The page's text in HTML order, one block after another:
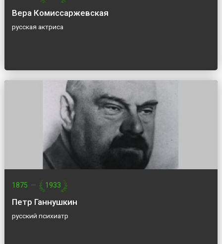
Вера Комиссаржевская
русская актриса
1875 — 1933
Петр Ганнушкин
русский психиатр